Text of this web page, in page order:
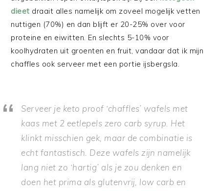
dieet draait alles namelijk om zoveel mogelijk vetten
nuttigen (70%) en dan blijft er 20-25% over voor
proteine en eiwitten. En slechts 5-10% voor
koolhydraten uit groenten en fruit, vandaar dat ik mijn
chaffles ook serveer met een portie ijsbergsla.
Serveer je keto proof ‘chaffles’ wafels met
kaas met 2 eetlepels zero carb syrup. Het
klinkt misschien gek, maar de combinatie is
echt fantastisch. Deze wafels zijn namelijk
lang niet zo ‘hartig’ als je zou denken en
doen het prima als glutenvrij, low carb en